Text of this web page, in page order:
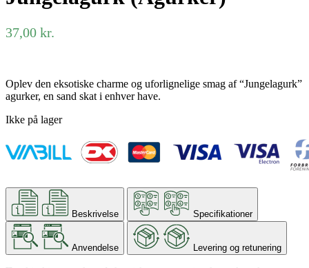
37,00 kr.
Oplev den eksotiske charme og uforlignelige smag af “Jungelagurk”
agurker, en sand skat i enhver have.
Ikke på lager
Beskrivelse Specifikationer
Anvendelse Levering og retunering